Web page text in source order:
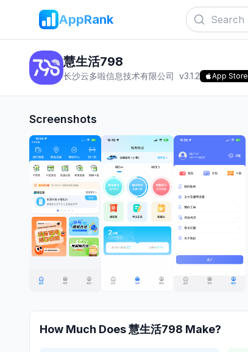
AppRank
慧生活798
长沙云多啦信息技术有限公司 v3.1.2 App Store
Screenshots
How Much Does慧生活798 Make?